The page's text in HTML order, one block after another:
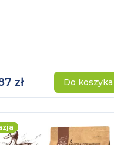
zł Do koszyka